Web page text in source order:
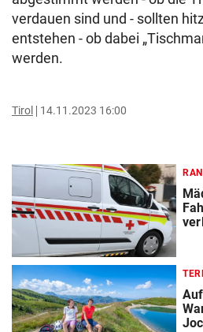
verdauen sind und - sollten
entstehen - ob dabei
werden.
Tirol 14.11.2023 16:00